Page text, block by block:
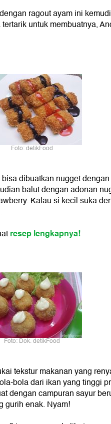
ragout ayam ini
untuk membuatnya,
Foto: detikFood
dibuatkan nugget
balut dengan adonan
Kalau si kecil suka
resep lengkapnya!
Foto: Dok. detikFood
tekstur makanan yang
bola dari ikan yang tinggi
dengan campuran sayur
gurih enak. Nyam!